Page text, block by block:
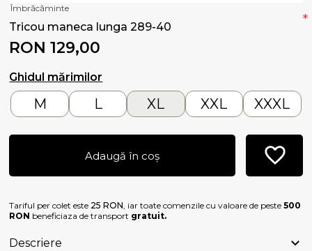
Îmbrăcăminte
Tricou maneca lunga 289-40
RON 129,00
Ghidul mărimilor
*
M L XL XXL XXXL
Adaugă în coș
Tariful per colet este 25 RON, iar toate comenzile cu valoare de peste500
RON beneficiaza de transport gratuit.
Descriere